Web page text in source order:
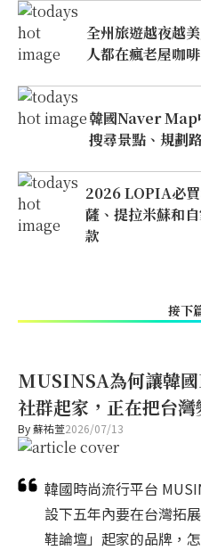
全州旅遊越夜越
人都在瘋老屋咖
韓國Naver Map
搜尋景點、規劃
2026 LOPIA必
薩、提拉米蘇和
款
接下
MUSINSA為何讓韓
社群起家，正在把台
By蘇祐萱2026/07/13
韓國時尚流行平台
設下五年內要在台灣拓
鞋論壇」起家的品牌，